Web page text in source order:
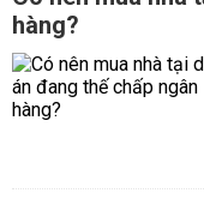
hàng?